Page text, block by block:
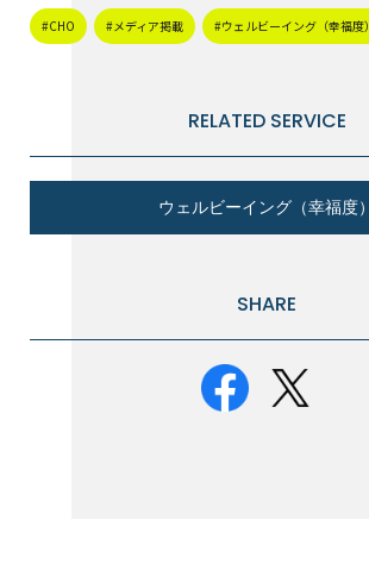
#CHO #メディア掲載 #ウェルビーイング（幸福度）
RELATED SERVICE
ウェルビーイング（幸福度）
SHARE